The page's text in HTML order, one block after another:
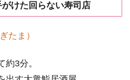
けた回らない寿司店
たま）
約3分。